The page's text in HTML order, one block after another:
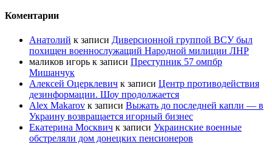
Коментарии
Анатолий к записи Диверсионной группой ВСУ был
похищен военнослужащий Народной милиции ЛНР
маликов игорь к записи Преступник 57 омпбр
Мишанчук
Алексей Оцерклевич к записи Центр противодействия
дезинформации. Шоу продолжается
Alex Makarov к записи Выжать до последней капли — в
Украину возвращается игорный бизнес
Екатерина Москвич к записи Украинские военные
обстреляли дом донецких пенсионеров